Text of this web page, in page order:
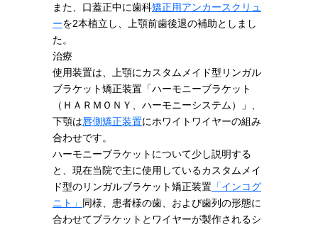
また、口蓋正中に歯科矯正用アンカースクリュ
ーを2本植立し、上顎前歯後退の補助としまし
た。
治療
使用装置は、上顎にカスタムメイド型リンガル
ブラケット矯正装置「ハーモニーブラケット
（ＨＡＲＭＯＮＹ、ハーモニーシステム）」、
下顎は唇側矯正装置にホワイトワイヤーの組み
合わせです。
ハーモニーブラケットについて少し説明する
と、現在当院で主に使用しているカスタムメイ
ド型のリンガルブラケット矯正装置 「インコグ
ニト」 同様、患者様の歯、および歯列の形態に
合わせてブラケットとワイヤーが製作されるシ